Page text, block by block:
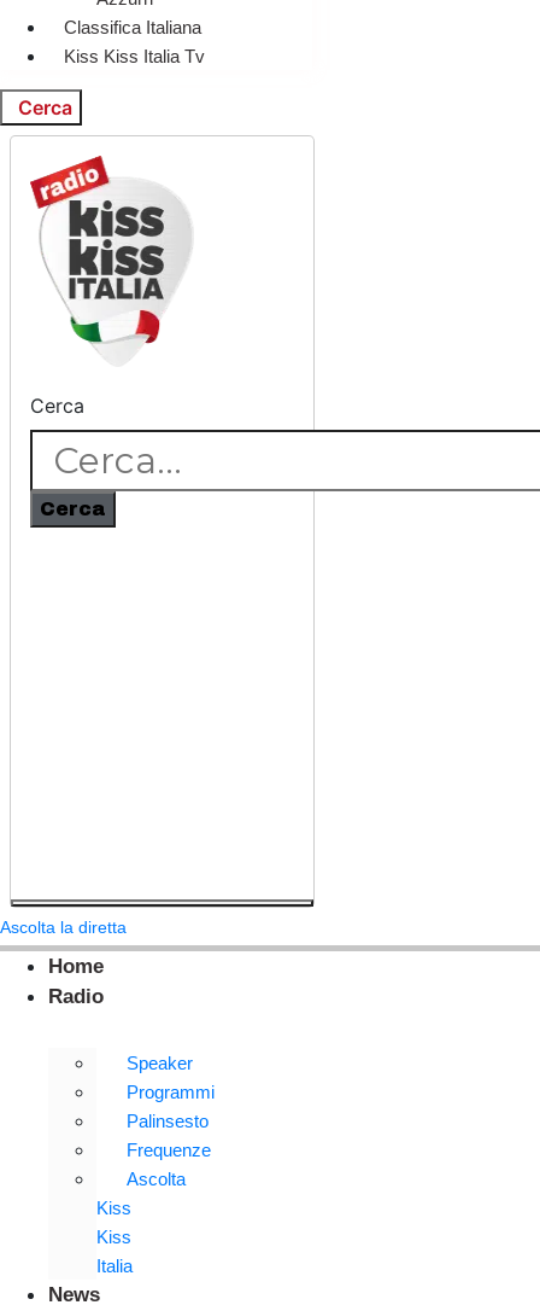
Classifica Italiana
Kiss Kiss Italia Tv
Cerca
Cerca
Cerca
Ascolta la diretta
Home
Radio
Speaker
Programmi
Palinsesto
Frequenze
Ascolta
Kiss
Kiss
Italia
News